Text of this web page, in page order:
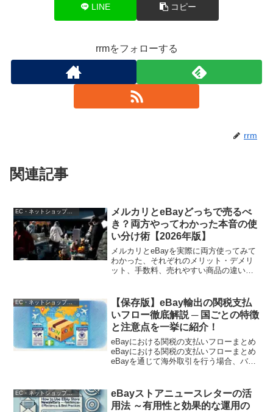
LINE コピー
rrmをフォローする
rrm
関連記事
EC・ネットショップ運営
メルカリとeBayどっちで売るべ
き？両方やってわかった本音の使
い分け術【2026年版】
メルカリとeBayを実際に両方使ってみて
わかった、それぞれのメリット・デメリ
ット、手数料、売れやすい商品の違いを
説します。
EC・ネットショップ運営
【保存版】eBay輸出の関税支払
いフロー徹底解説 ─ 国ごとの特徴
と注意点を一挙に紹介！
eBayにおける関税の支払いフローまとめ
eBayにおける関税の支払いフローまとめ
eBayを通じて海外取引を行う場合、バイ
品の価格・カテゴリによって大きく異な
ります...
EC・ネットショップ運営
eBayストアニュースレターの活
用法 ～有用性と効果的な運用の